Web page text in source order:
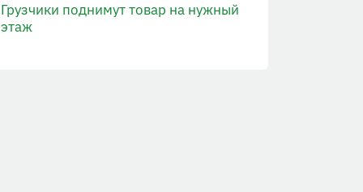
Грузчики поднимут товар на нужный
этаж